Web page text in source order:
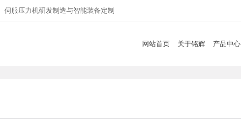
伺服压力机研发制造与智能装备定制
网站首页 关于铭辉 产品中心